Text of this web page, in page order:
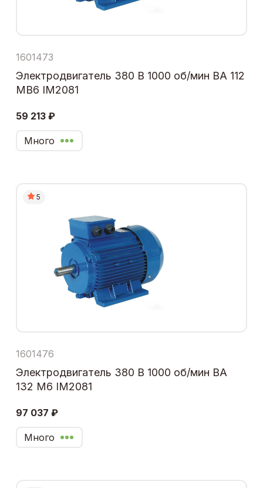
1601473
Электродвигатель 380 В 1000 об/мин ВА 112
МВ6 IM2081
59 213 ₽
Много
5
1601476
Электродвигатель 380 В 1000 об/мин ВА
132 М6 IM2081
97 037 ₽
Много